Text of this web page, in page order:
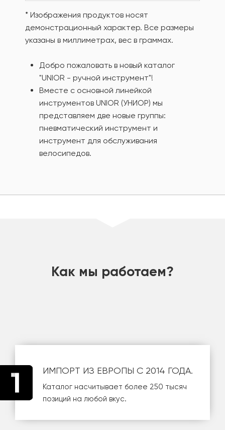
* Изображения продуктов носят
демонстрационный характер. Все размеры
указаны в миллиметрах, вес в граммах.
Добро пожаловать в новый каталог
"UNIOR - ручной инструмент"!
Вместе с основной линейкой
инструментов UNIOR (УНИОР) мы
представляем две новые группы:
пневматический инструмент и
инструмент для обслуживания
велосипедов.
Как мы работаем?
ИМПОРТ ИЗ ЕВРОПЫ С 2014 ГОДА.
Каталог насчитывает более 250 тысяч
позиций на любой вкус.